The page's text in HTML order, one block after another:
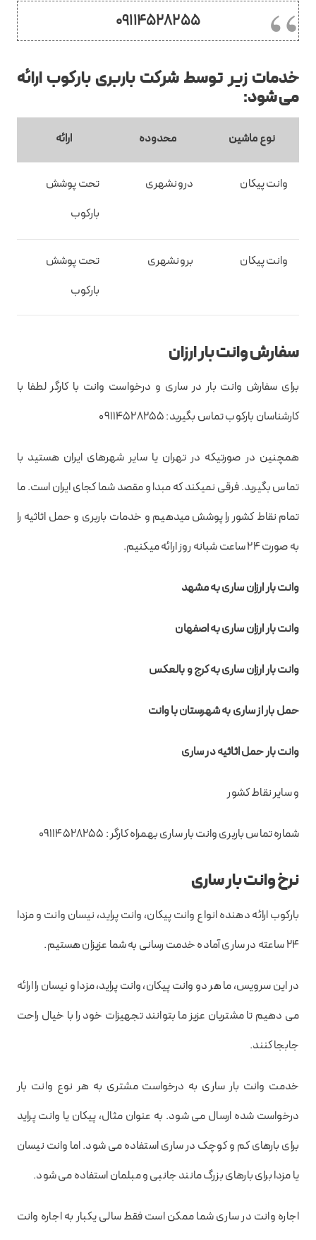
09114528255
خدمات زیر توسط شرکت باربری بارکوب ارائه
می شود:
نوع ماشین محدوده ارائه
وانت پیکان درونشهری
تحت پوشش
بارکوب
وانت پیکان برونشهری
تحت پوشش
بارکوب
سفارش وانت بار ارزان
برای سفارش وانت بار در ساری و درخواست وانت با کارگر لطفا با
کارشناسان بارکوب تماس بگیرید: 09114528255
همچنین در صورتیکه در تهران یا سایر شهرهای ایران هستید با
تماس بگیرید. فرقی نمیکند که مبدا و مقصد شما کجای ایران است. ما
تمام نقاط کشور را پوشش میدهیم و خدمات باربری و حمل اثاثیه را
به صورت 24 ساعت شبانه روز ارائه میکنیم.
وانت بار ارزان ساری به مشهد
وانت بار ارزان ساری به اصفهان
وانت بار ارزان ساری به کرج و بالعکس
حمل بار از ساری به شهرستان با وانت
وانت بار حمل اثاثیه در ساری
و سایر نقاط کشور
شماره تماس باربری وانت بار ساری بهمراه کارگر : 09114528255
نرخ وانت بار ساری
بارکوب ارائه دهنده انواع وانت پیکان، وانت پراید، نیسان وانت و مزدا
24 ساعته در ساری آماده خدمت رسانی به شما عزیزان هستیم.
در این سرویس، ما هر دو وانت پیکان، وانت پراید، مزدا و نیسان را ارائه
می دهیم تا مشتریان عزیز ما بتوانند تجهیزات خود را با خیال راحت
جابجا کنند.
خدمت وانت بار ساری به درخواست مشتری به هر نوع وانت بار
درخواست شده ارسال می شود. به عنوان مثال، پیکان یا وانت پراید
برای بارهای کم و کوچک در ساری استفاده می شود. اما وانت نیسان
یا مزدا برای بارهای بزرگ مانند جانبی و مبلمان استفاده می شود.
اجاره وانت در ساری شما ممکن است فقط سالی یکبار به اجاره وانت